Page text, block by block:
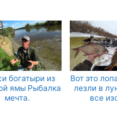
богатыри из
ямы Рыбалка
мечта.
Вот это
лезли в
все